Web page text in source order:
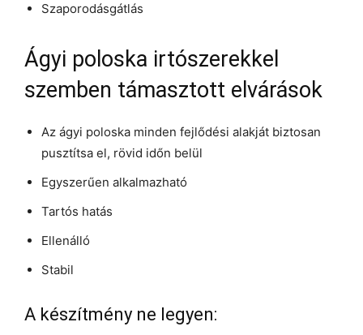
Szaporodásgátlás
Ágyi poloska irtószerekkel
szemben támasztott elvárások
Az ágyi poloska minden fejlődési alakját biztosan
pusztítsa el, rövid időn belül
Egyszerűen alkalmazható
Tartós hatás
Ellenálló
Stabil
A készítmény ne legyen: